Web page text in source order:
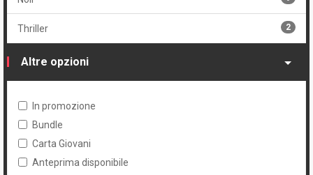
Thriller 2
Altre opzioni
In promozione
Bundle
Carta Giovani
Anteprima disponibile